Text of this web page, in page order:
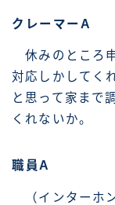
クレーマーA
休みのところ
対応しかしてく
と思って家まで
くれないか。
職員A
（インターホ